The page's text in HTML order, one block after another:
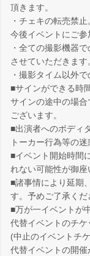
頂きます。
・チェキの転売禁
今後イベントにご参
・全ての撮影機器
させていただきます
・撮影タイム以外
■サインができる時
サインの途中の場
ございます。
■出演者へのボディ
トーカー行為等の
■イベント開始時間
れない可能性が御座
■諸事情により延期
す。予めご了承くだ
■万が一イベントが
代替イベントのチケ
(中止のイベントチ
代替イベントの開